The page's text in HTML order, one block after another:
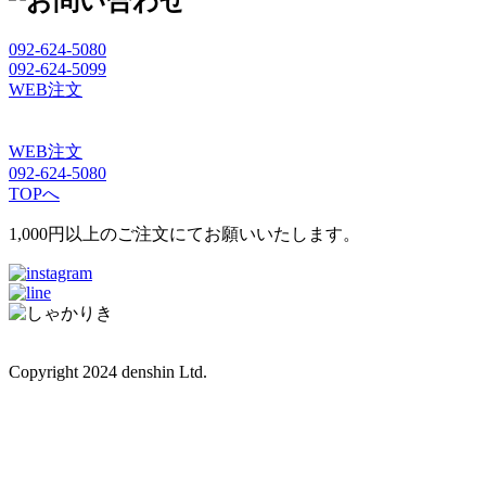
092-624-5080
092-624-5099
WEB注文
WEB注文
092-624-5080
TOPへ
1,000円以上のご注文にてお願いいたします。
Copyright 2024 denshin Ltd.